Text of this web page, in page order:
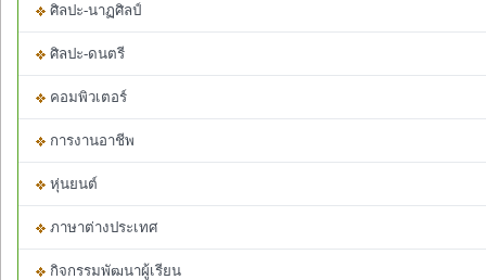
ศิลปะ-นาฏศิลป์
ศิลปะ-ดนตรี
คอมพิวเตอร์
การงานอาชีพ
หุ่นยนต์
ภาษาต่างประเทศ
กิจกรรมพัฒนาผู้เรียน